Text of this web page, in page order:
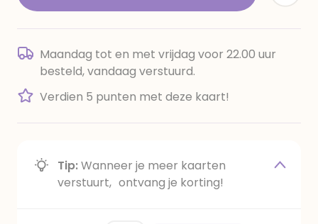
Maandag tot en met vrijdag voor 22.00 uur
besteld, vandaag verstuurd.
Verdien 5 punten met deze kaart!
Tip:Wanneer je meer kaarten
verstuurt, ontvang je korting!